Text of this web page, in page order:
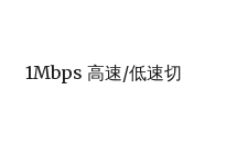
1Mbps 高速/低速切